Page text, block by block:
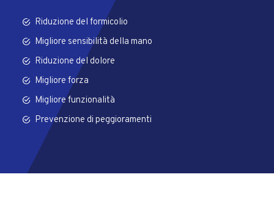
Riduzione del formicolio
Migliore sensibilità della mano
Riduzione del dolore
Migliore forza
Migliore funzionalità
Prevenzione di peggioramenti